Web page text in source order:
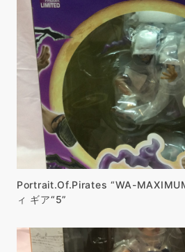
Portrait.Of.Pirates “WA-
ィ ギア“5”